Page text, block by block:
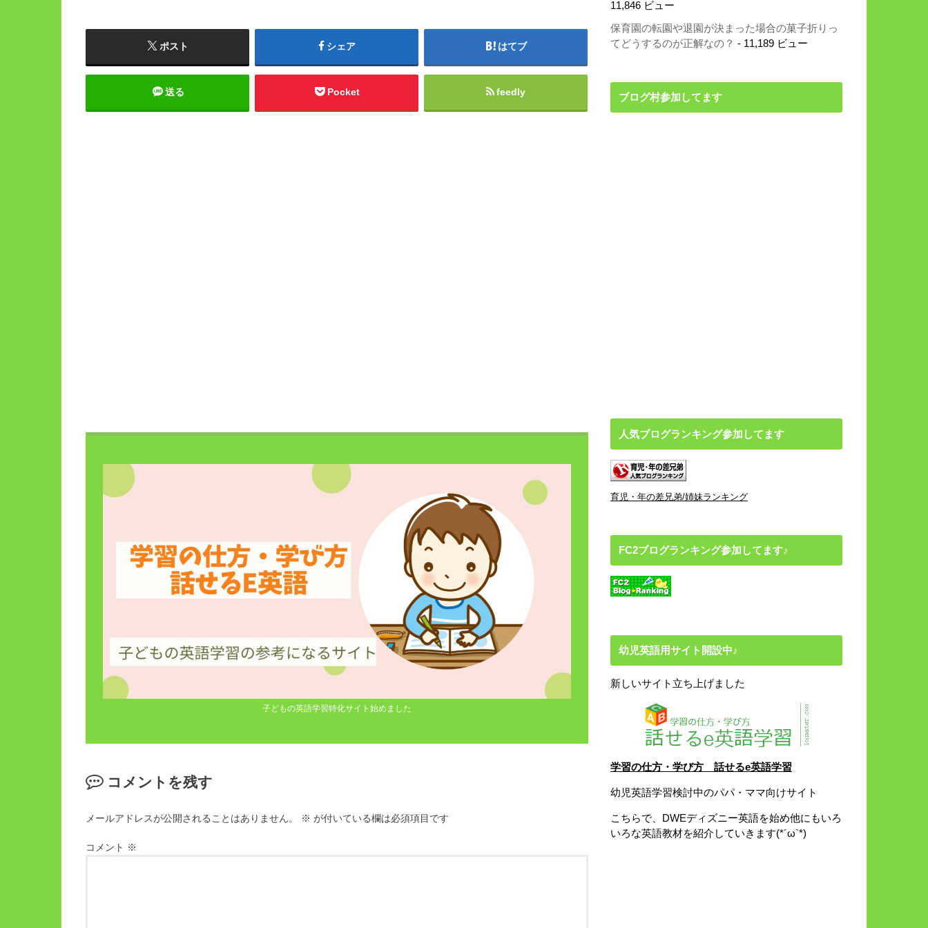
ポスト シェア はてブ
送る Pocket feedly
子どもの英語学習特化サイト始めました
コメントを残す
メールアドレスが公開されることはありません。 ※ が付いている欄は必須項目です
コメント ※
11,846 ビュー
保育園の転園や退園が決まった場合の菓子折りっ
てどうするのが正解なの？ - 11,189 ビュー
ブログ村参加してます
人気ブログランキング参加してます
育児・年の差兄弟/姉妹ランキング
FC2ブログランキング参加してます♪
幼児英語用サイト開設中♪
新しいサイト立ち上げました
学習の仕方・学び方 話せるe英語学習
幼児英語学習検討中のパパ・ママ向けサイト
こちらで、DWEディズニー英語を始め他にもいろ
いろな英語教材を紹介していきます(*´ω`*)